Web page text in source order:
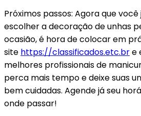
Próximos passos: Agora que
escolher a decoração de unhas
ocasião, é hora de colocar em
site https://classificados.etc.bre
melhores profissionais de
perca mais tempo e deixe suas
bem cuidadas. Agende já seu
onde passar!